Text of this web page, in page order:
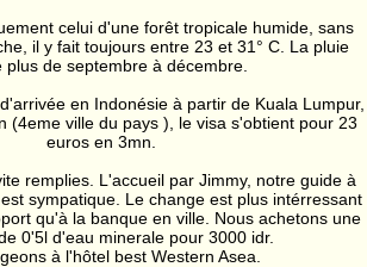
celui d'une forêt tropicale humide, sans
il y fait toujours entre 23 et 31° C. La pluie
plus de septembre à décembre.
en Indonésie à partir de Kuala Lumpur,
(4eme ville du pays ), le visa s'obtient pour 23
euros en 3mn.
remplies. L'accueil par Jimmy, notre guide à
sympatique. Le change est plus intérressant
qu'à la banque en ville. Nous achetons une
0'5l d'eau minerale pour 3000 idr.
à l'hôtel best Western Asea.